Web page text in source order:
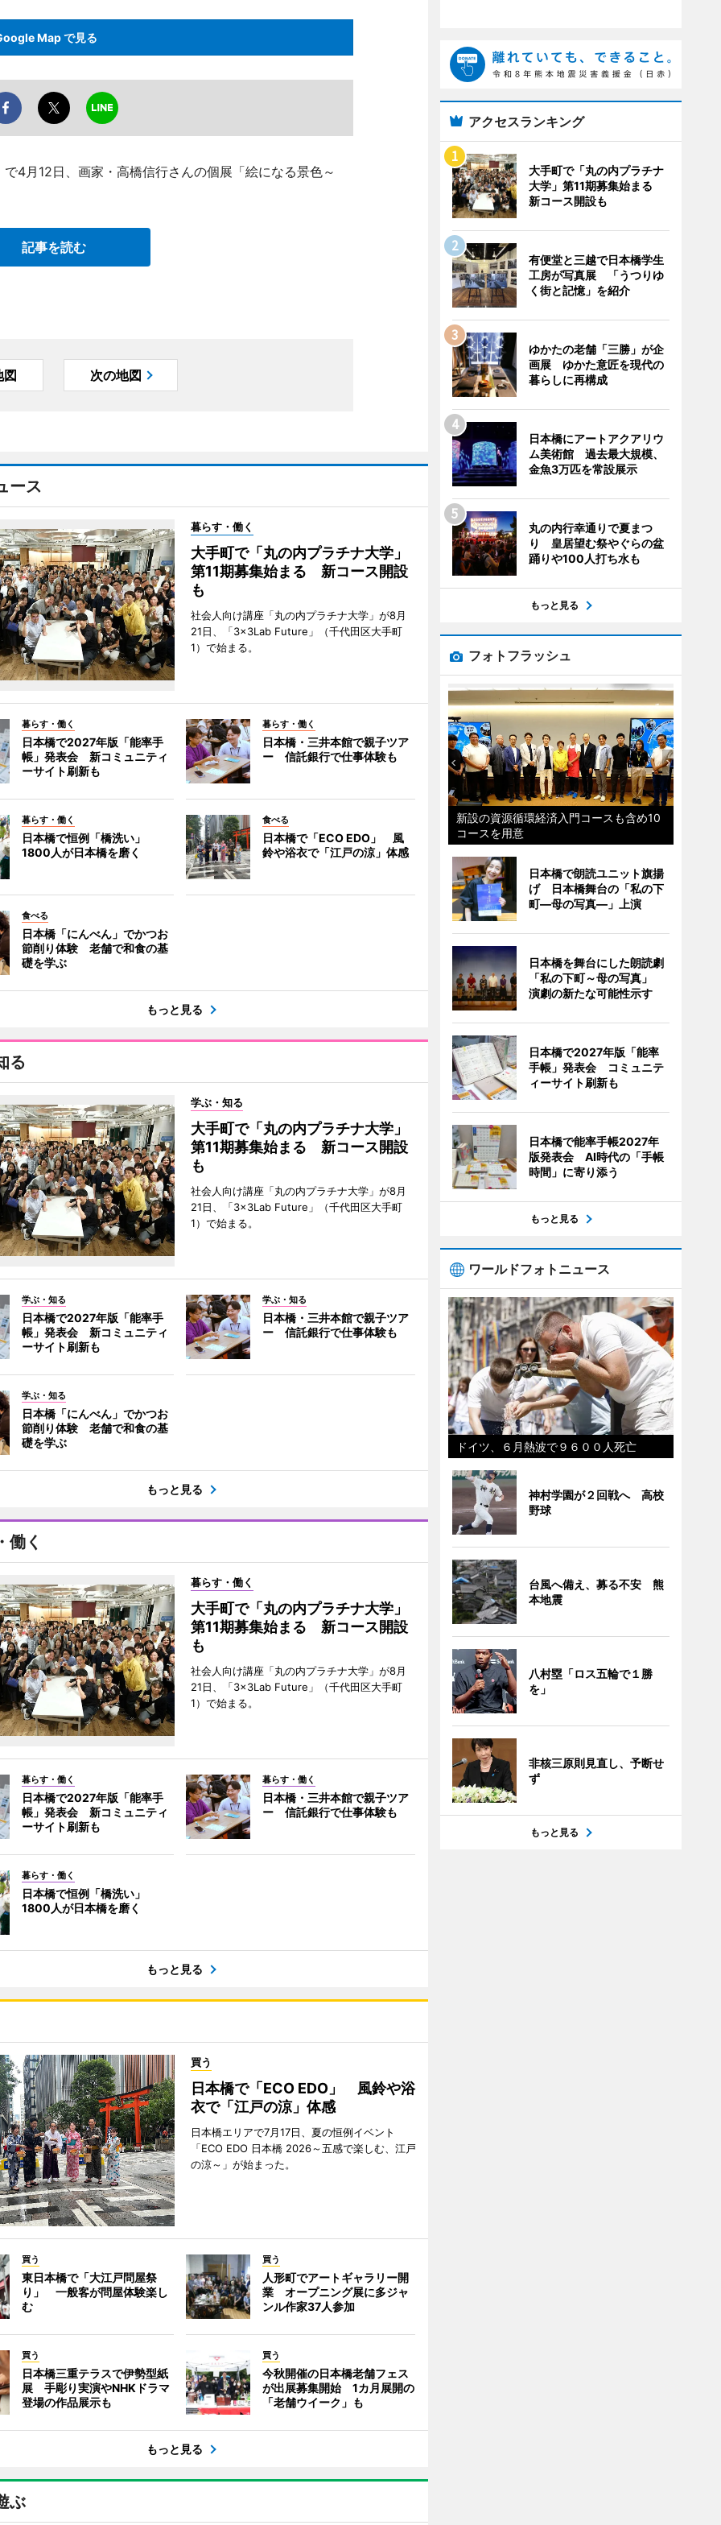
Map で見る
4月12日、画家・高橋信行さんの個展「絵になる景色～
記事を読む
図 次の地図
ース
暮らす・働く
大手町で「丸の内プラチナ大学」
第11期募集始まる 新コース開設
も
社会人向け講座「丸の内プラチナ大学」が8月
21日、「3×3Lab Future」（千代田区大手町
1）で始まる。
暮らす・働く
日本橋で2027年版「能率手
帳」発表会 新コミュニティ
ーサイト刷新も
暮らす・働く
日本橋・三井本館で親子ツア
ー 信託銀行で仕事体験も
暮らす・働く
日本橋で恒例「橋洗い」
1800人が日本橋を磨く
食べる
日本橋で「ECO EDO」 風
鈴や浴衣で「江戸の涼」体感
食べる
日本橋「にんべん」でかつお
節削り体験 老舗で和食の基
礎を学ぶ
もっと見る
る
学ぶ・知る
大手町で「丸の内プラチナ大学」
第11期募集始まる 新コース開設
も
社会人向け講座「丸の内プラチナ大学」が8月
21日、「3×3Lab Future」（千代田区大手町
1）で始まる。
学ぶ・知る
日本橋で2027年版「能率手
帳」発表会 新コミュニティ
ーサイト刷新も
学ぶ・知る
日本橋・三井本館で親子ツア
ー 信託銀行で仕事体験も
学ぶ・知る
日本橋「にんべん」でかつお
節削り体験 老舗で和食の基
礎を学ぶ
もっと見る
働く
暮らす・働く
大手町で「丸の内プラチナ大学」
第11期募集始まる 新コース開設
も
社会人向け講座「丸の内プラチナ大学」が8月
21日、「3×3Lab Future」（千代田区大手町
1）で始まる。
暮らす・働く
日本橋で2027年版「能率手
帳」発表会 新コミュニティ
ーサイト刷新も
暮らす・働く
日本橋・三井本館で親子ツア
ー 信託銀行で仕事体験も
暮らす・働く
日本橋で恒例「橋洗い」
1800人が日本橋を磨く
もっと見る
買う
日本橋で「ECO EDO」 風鈴や浴
衣で「江戸の涼」体感
日本橋エリアで7月17日、夏の恒例イベント
「ECO EDO 日本橋 2026～五感で楽しむ、江戸
の涼～」が始まった。
買う
東日本橋で「大江戸問屋祭
り」 一般客が問屋体験楽し
む
買う
人形町でアートギャラリー開
業 オープニング展に多ジャ
ンル作家37人参加
買う
日本橋三重テラスで伊勢型紙
展 手彫り実演やNHKドラマ
登場の作品展示も
買う
今秋開催の日本橋老舗フェス
が出展募集開始 1カ月展開の
「老舗ウイーク」も
もっと見る
ぶ
アクセスランキング
大手町で「丸の内プラチナ
大学」第11期募集始まる
新コース開設も
有便堂と三越で日本橋学生
工房が写真展 「うつりゆ
く街と記憶」を紹介
ゆかたの老舗「三勝」が企
画展 ゆかた意匠を現代の
暮らしに再構成
日本橋にアートアクアリウ
ム美術館 過去最大規模、
金魚3万匹を常設展示
丸の内行幸通りで夏まつ
り 皇居望む祭やぐらの盆
踊りや100人打ち水も
もっと見る
フォトフラッシュ
新設の資源循環経済入門コースも含め10
コースを用意
日本橋で朗読ユニット旗揚
げ 日本橋舞台の「私の下
町―母の写真―」上演
日本橋を舞台にした朗読劇
「私の下町～母の写真」
演劇の新たな可能性示す
日本橋で2027年版「能率
手帳」発表会 コミュニテ
ィーサイト刷新も
日本橋で能率手帳2027年
版発表会 AI時代の「手帳
時間」に寄り添う
もっと見る
ワールドフォトニュース
ドイツ、６月熱波で９６００人死亡
神村学園が２回戦へ 高校
野球
台風へ備え、募る不安 熊
本地震
八村塁「ロス五輪で１勝
を」
非核三原則見直し、予断せ
ず
もっと見る